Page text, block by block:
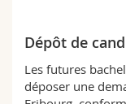
Dépôt de
Les futures
déposer une